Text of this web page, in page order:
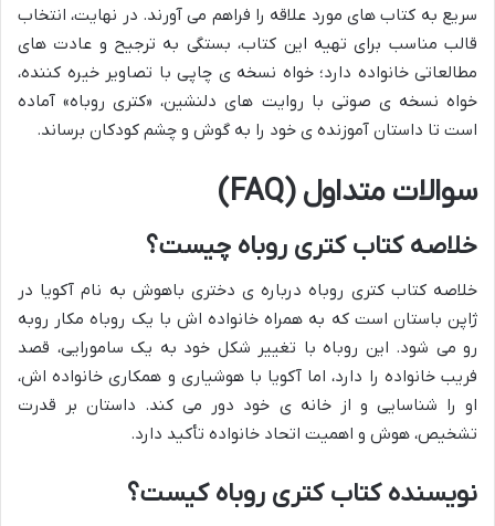
سریع به کتاب های مورد علاقه را فراهم می آورند. در نهایت، انتخاب
قالب مناسب برای تهیه این کتاب، بستگی به ترجیح و عادت های
مطالعاتی خانواده دارد؛ خواه نسخه ی چاپی با تصاویر خیره کننده،
خواه نسخه ی صوتی با روایت های دلنشین، «کتری روباه» آماده
است تا داستان آموزنده ی خود را به گوش و چشم کودکان برساند.
سوالات متداول (FAQ)
خلاصه کتاب کتری روباه چیست؟
خلاصه کتاب کتری روباه درباره ی دختری باهوش به نام آکویا در
ژاپن باستان است که به همراه خانواده اش با یک روباه مکار روبه
رو می شود. این روباه با تغییر شکل خود به یک سامورایی، قصد
فریب خانواده را دارد، اما آکویا با هوشیاری و همکاری خانواده اش،
او را شناسایی و از خانه ی خود دور می کند. داستان بر قدرت
تشخیص، هوش و اهمیت اتحاد خانواده تأکید دارد.
نویسنده کتاب کتری روباه کیست؟